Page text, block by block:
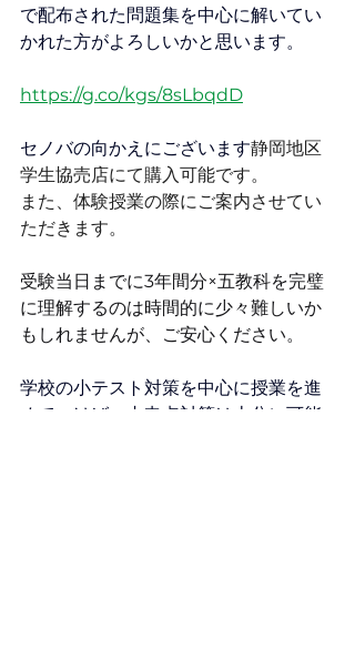
で配布された問題集を中心に解いてい
かれた方がよろしいかと思います。
https://g.co/kgs/8sLbqdD
セノバの向かえにございます静岡地区
学生協売店にて購入可能です。
また、体験授業の際にご案内させてい
ただきます。
受験当日までに3年間分×五教科を完璧
に理解するのは時間的に少々難しいか
もしれませんが、ご安心ください。
学校の小テスト対策を中心に授業を進
めていけば、内申点対策は十分に可能